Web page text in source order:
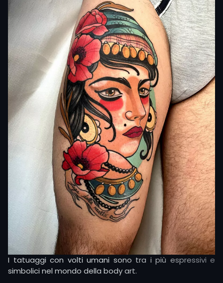
I tatuaggi con volti umani sono tra i più espressivi e
simbolici nel mondo della body art.